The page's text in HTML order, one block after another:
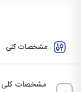
مشخصات کلی
مشخصات کلی